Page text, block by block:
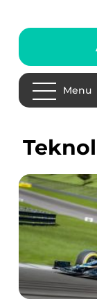
Menu